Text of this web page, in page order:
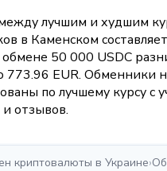
лучшим и худшим
в Каменском
50 000 USDC
773.96 EUR. Обменники
по лучшему курсу с
отзывов.
криптовалюты в Украине›